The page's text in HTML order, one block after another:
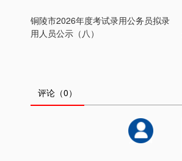
铜陵市2026年度考试录用公务员拟录
用人员公示（八）
评论 （0）